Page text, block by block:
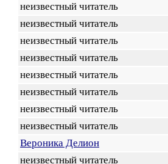
неизвестный читатель
неизвестный читатель
неизвестный читатель
неизвестный читатель
неизвестный читатель
неизвестный читатель
неизвестный читатель
неизвестный читатель
Вероника Делион
неизвестный читатель